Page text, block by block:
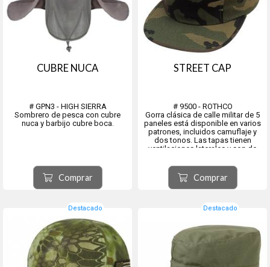
CUBRE NUCA
# GPN3 - HIGH SIERRA
Sombrero de pesca con cubre
nuca y barbijo cubre boca.
Comprar
STREET CAP
# 9500 - ROTHCO
Gorra clásica de calle militar de 5
paneles está disponible en varios
patrones, incluidos camuflaje y
dos tonos. Las tapas tienen
ventilaciones laterales y son de
# 9536 - Verde Oliva
# 9500 - Camo
Comprar
Destacado Destacado